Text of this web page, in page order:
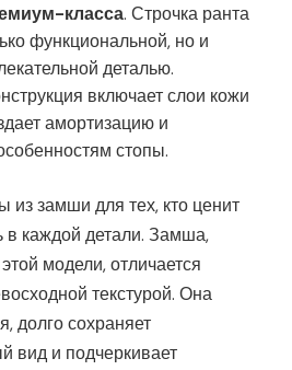
класса. Строчка ранта
функциональной, но и
деталью.
включает слои кожи
амортизацию и
стопы.
замши для тех, кто ценит
в каждой детали. Замша,
модели, отличается
текстурой. Она
долго сохраняет
вид и подчеркивает